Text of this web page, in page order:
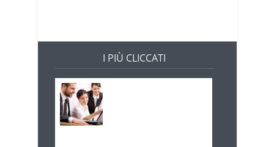
I PIÙ CLICCATI